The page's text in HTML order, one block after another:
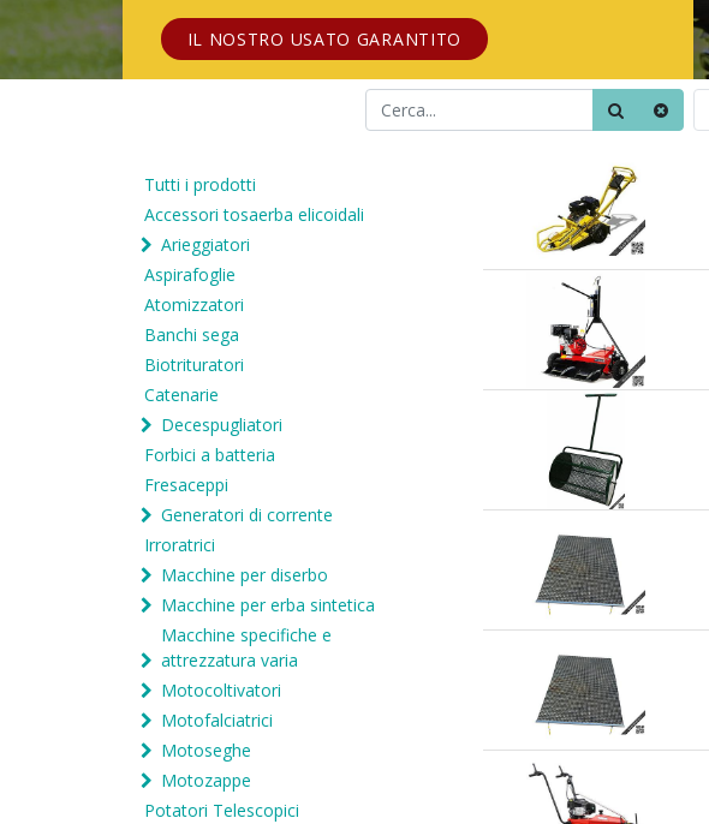
IL NOSTRO USATO GARANTITO
Tutti i prodotti
Accessori tosaerba elicoidali
Arieggiatori
Aspirafoglie
Atomizzatori
Banchi sega
Biotrituratori
Catenarie
Decespugliatori
Forbici a batteria
Fresaceppi
Generatori di corrente
Irroratrici
Macchine per diserbo
Macchine per erba sintetica
Macchine specifiche e
attrezzatura varia
Motocoltivatori
Motofalciatrici
Motoseghe
Motozappe
Potatori Telescopici